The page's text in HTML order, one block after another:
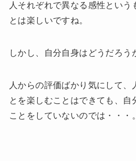
人それぞれで異なる感性という
とは楽しいですね。
しかし、自分自身はどうだろう
人からの評価ばかり気にして、
とを楽しむことはできても、自
ことをしていないのでは・・・。